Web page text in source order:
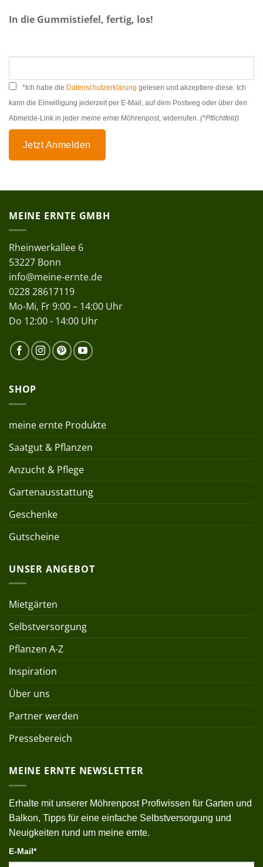
In die Gummistiefel, fertig, los!
*Ich habe die Datenschutzerklärung gelesen und akzeptiere diese. Ich
kann die Einwilligung jederzeit per E-Mail, auf dem Postweg oder über den
Abmelde-Link in jeder meine ernte Möhrenpost, widerrufen. (*Pflichtfeld)
Jetzt Anmelden
MEINE ERNTE GMBH
Rheinwerkallee 6
53227 Bonn
info@meine-ernte.de
0228 28617119
Mo-Mi, Fr 9:00 – 14:00 Uhr
Do 12:00 - 14:00 Uhr
SHOP
meine ernte Produkte
Saatgut & Pflanzen
Anzucht & Pflege
Gartenausstattung
Geschenke
Gutscheine
UNSER ANGEBOT
Mietgärten
Selbstversorgung
Pflanzen A-Z
Inspiration
Über uns
Partner werden
Pressebereich
MEINE ERNTE NEWSLETTER
Erhalte mit unserer Möhrenpost Profiwissen für Garten und
Balkon, Tipps für eine einfache Selbstversorgung und
Neuigkeiten rund um meine ernte.
E-Mail*